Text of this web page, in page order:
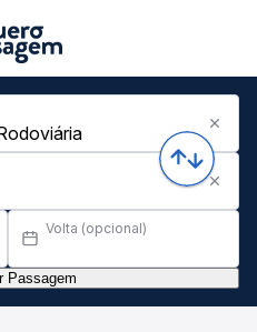
Volta (opcional)
Passagem